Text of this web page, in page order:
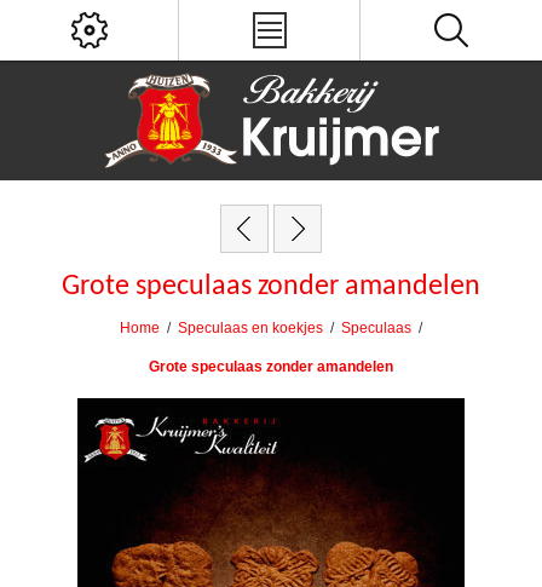
Grote speculaas zonder amandelen
Home / Speculaas en koekjes / Speculaas /
Grote speculaas zonder amandelen